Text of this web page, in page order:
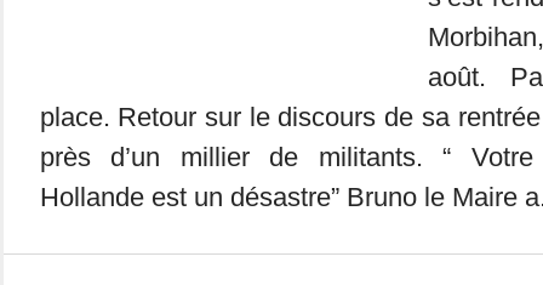
août.
place. Retour sur le discours de sa
près d’un millier de militants. “ Votre
Hollande est un désastre” Bruno le Maire